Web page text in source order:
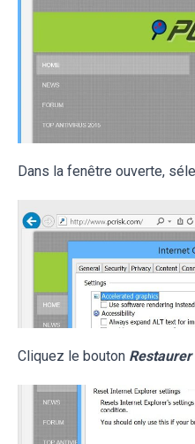
Dans la fenêtre ouverte,
Cliquez le bouton Restaurer